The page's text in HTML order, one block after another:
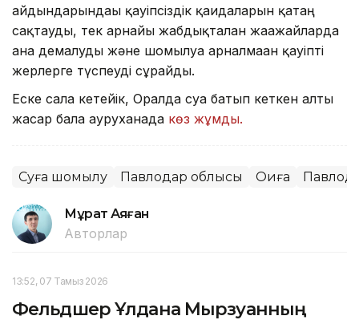
айдындарындағы қауіпсіздік қағидаларын қатаң
сақтауды, тек арнайы жабдықталған жағажайларда
ғана демалуды және шомылуға арналмаған қауіпті
жерлерге түспеуді сұрайды.
Еске сала кетейік, Оралда суға батып кеткен алты
жасар бала ауруханада көз жұмды.
Суға шомылу Павлодар облысы Оқиға
Мұрат Аяған
Авторлар
13:52, 07 Тамыз 2026
Фельдшер Ұлдана Мырзуанның